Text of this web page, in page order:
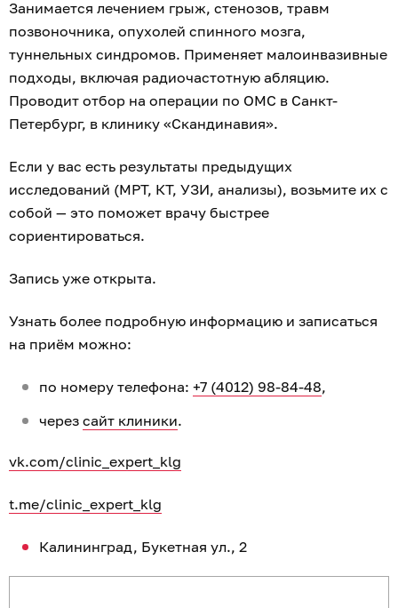
Занимается лечением грыж, стенозов, травм
позвоночника, опухолей спинного мозга,
туннельных синдромов. Применяет малоинвазивные
подходы, включая радиочастотную абляцию.
Проводит отбор на операции по ОМС в Санкт-
Петербург, в клинику «Скандинавия».
Если у вас есть результаты предыдущих
исследований (МРТ, КТ, УЗИ, анализы), возьмите их с
собой — это поможет врачу быстрее
сориентироваться.
Запись уже открыта.
Узнать более подробную информацию и записаться
на приём можно:
по номеру телефона: +7 (4012) 98-84-48,
через сайт клиники.
vk.com/clinic_expert_klg
t.me/clinic_expert_klg
Калининград, Букетная ул., 2